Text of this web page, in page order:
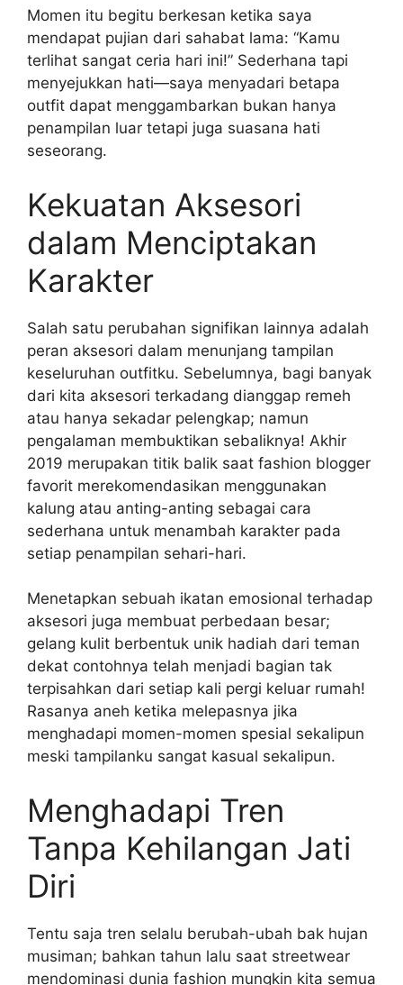
Momen itu begitu berkesan ketika saya
mendapat pujian dari sahabat lama: “Kamu
terlihat sangat ceria hari ini!” Sederhana tapi
menyejukkan hati—saya menyadari betapa
outfit dapat menggambarkan bukan hanya
penampilan luar tetapi juga suasana hati
seseorang.
Kekuatan Aksesori
dalam Menciptakan
Karakter
Salah satu perubahan signifikan lainnya adalah
peran aksesori dalam menunjang tampilan
keseluruhan outfitku. Sebelumnya, bagi banyak
dari kita aksesori terkadang dianggap remeh
atau hanya sekadar pelengkap; namun
pengalaman membuktikan sebaliknya! Akhir
2019 merupakan titik balik saat fashion blogger
favorit merekomendasikan menggunakan
kalung atau anting-anting sebagai cara
sederhana untuk menambah karakter pada
setiap penampilan sehari-hari.
Menetapkan sebuah ikatan emosional terhadap
aksesori juga membuat perbedaan besar;
gelang kulit berbentuk unik hadiah dari teman
dekat contohnya telah menjadi bagian tak
terpisahkan dari setiap kali pergi keluar rumah!
Rasanya aneh ketika melepasnya jika
menghadapi momen-momen spesial sekalipun
meski tampilanku sangat kasual sekalipun.
Menghadapi Tren
Tanpa Kehilangan Jati
Diri
Tentu saja tren selalu berubah-ubah bak hujan
musiman; bahkan tahun lalu saat streetwear
mendominasi dunia fashion mungkin kita semua